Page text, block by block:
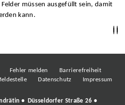
müssen ausgefüllt sein, damit
kann.
Fehler melden
Barrierefreiheit
Datenschutz Impressum
• Düsseldorfer Straße 26 •